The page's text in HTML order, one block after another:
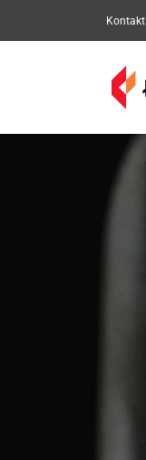
Kontakt